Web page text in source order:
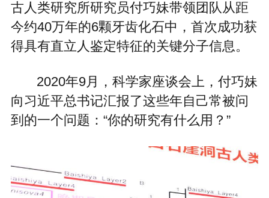
古人类研究所研究员付巧妹带领团队从距
今约40万年的6颗牙齿化石中，首次成功获
得具有直立人鉴定特征的关键分子信息。
2020年9月，科学家座谈会上，付巧妹
向习近平总书记汇报了这些年自己常被问
到的一个问题：“你的研究有什么用？”